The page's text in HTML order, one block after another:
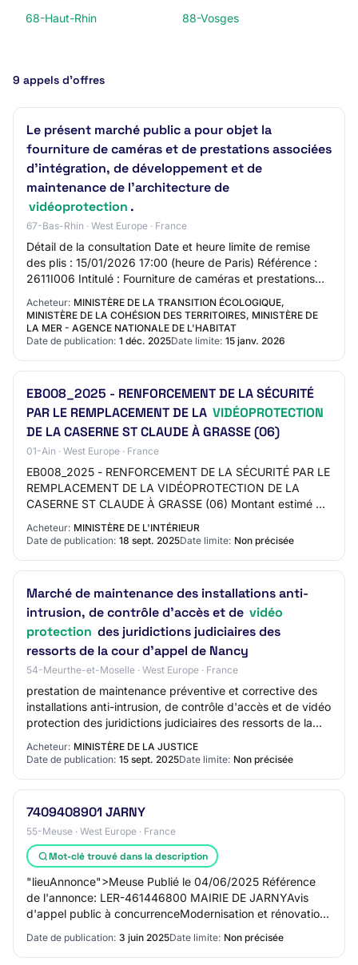
68-Haut-Rhin
88-Vosges
9 appels d’offres
Le présent marché public a pour objet la
fourniture de caméras et de prestations associées
d'intégration, de développement et de
maintenance de l'architecture de
vidéoprotection .
67-Bas-Rhin · West Europe · France
Détail de la consultation Date et heure limite de remise
des plis : 15/01/2026 17:00 (heure de Paris) Référence :
2611I006 Intitulé : Fourniture de caméras et prestations
associées d'intégration, de…
Acheteur: MINISTÈRE DE LA TRANSITION ÉCOLOGIQUE,
MINISTÈRE DE LA COHÉSION DES TERRITOIRES, MINISTÈRE DE
LA MER - AGENCE NATIONALE DE L'HABITAT
Date de publication: 1 déc. 2025Date limite: 15 janv. 2026
EB008_2025 - RENFORCEMENT DE LA SÉCURITÉ
PAR LE REMPLACEMENT DE LA VIDÉOPROTECTION
DE LA CASERNE ST CLAUDE À GRASSE (06)
01-Ain · West Europe · France
EB008_2025 - RENFORCEMENT DE LA SÉCURITÉ PAR LE
REMPLACEMENT DE LA VIDÉOPROTECTION DE LA
CASERNE ST CLAUDE À GRASSE (06) Montant estimé du
marché: 50000 EURO Date cible de publication (Attention
: Da…
Acheteur: MINISTÈRE DE L'INTÉRIEUR
Date de publication: 18 sept. 2025Date limite: Non précisée
Marché de maintenance des installations anti-
intrusion, de contrôle d'accès et de vidéo
protection des juridictions judiciaires des
ressorts de la cour d'appel de Nancy
54-Meurthe-et-Moselle · West Europe · France
prestation de maintenance préventive et corrective des
installations anti-intrusion, de contrôle d'accès et de vidéo
protection des juridictions judiciaires des ressorts de la
cour d'appel de Nancy.…
Acheteur: MINISTÈRE DE LA JUSTICE
Date de publication: 15 sept. 2025Date limite: Non précisée
7409408901 JARNY
55-Meuse · West Europe · France
Mot-clé trouvé dans la description
"lieuAnnonce">Meuse Publié le 04/06/2025 Référence
de l'annonce: LER-461446800 MAIRIE DE JARNYAvis
d'appel public à concurrenceModernisation et rénovation
Date de publication: 3 juin 2025Date limite: Non précisée